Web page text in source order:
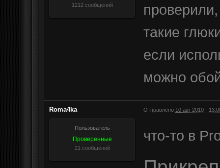
1212 сообщений
такие
если
можно
Roma4ka Отправлено 10 авг 2010 -
Пользователь
Проверенные
21 сообщений
что-то в